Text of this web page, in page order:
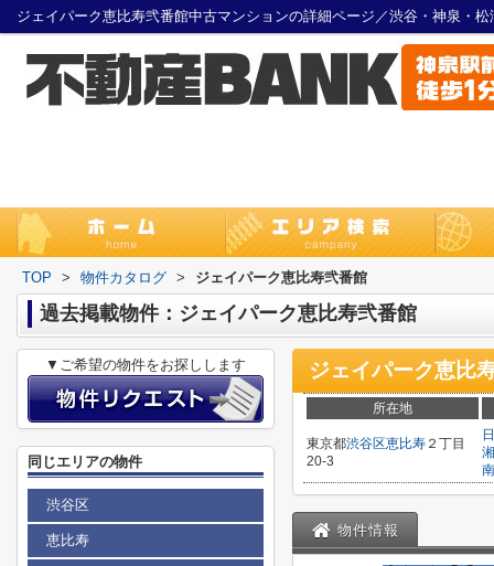
ジェイパーク恵比寿弐番館中古マンションの詳細ページ／渋谷・神泉・
TOP > 物件カタログ > ジェイパーク恵比寿弐番館
過去掲載物件：ジェイパーク恵比寿弐番館
ジェイパーク恵比
所在地
東京都渋谷区恵比寿 ２丁目
20-3
物件情報
▼ご希望の物件をお探しします
同じエリアの物件
渋谷区
恵比寿